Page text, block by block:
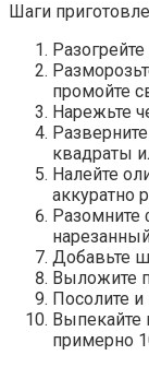
Шаги
промойте
Нарежьте
квадраты
Налейте
аккуратно
Разомните
Добавьте
Выложите
Посолите и
Выпекайте
примерно